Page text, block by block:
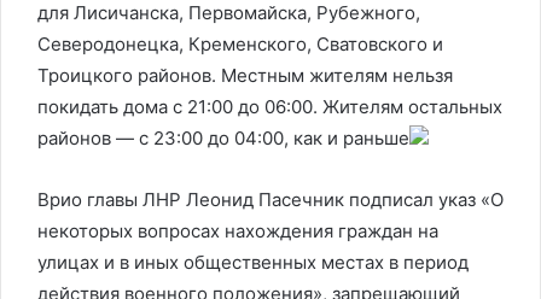
для Лисичанска, Первомайска, Рубежного,
Северодонецка, Кременского, Сватовского и
Троицкого районов. Местным жителям нельзя
покидать дома с 21:00 до 06:00. Жителям остальных
районов — с 23:00 до 04:00, как и раньше
Врио главы ЛНР Леонид Пасечник подписал указ «О
некоторых вопросах нахождения граждан на
улицах и в иных общественных местах в период
действия военного положения», запрещающий